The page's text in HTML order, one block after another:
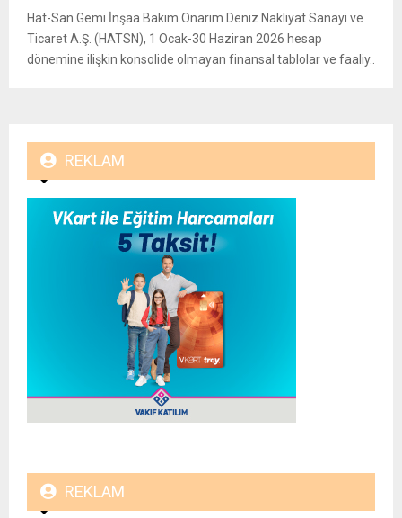
Hat-San Gemi İnşaa Bakım Onarım Deniz Nakliyat Sanayi ve
Ticaret A.Ş. (HATSN), 1 Ocak-30 Haziran 2026 hesap
dönemine ilişkin konsolide olmayan finansal tablolar ve faaliy..
REKLAM
REKLAM